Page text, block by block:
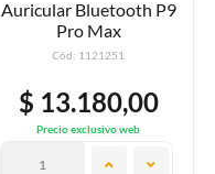
Auricular Bluetooth P9
Pro Max
Cód: 1121251
$ 13.180,00
Precio exclusivo web